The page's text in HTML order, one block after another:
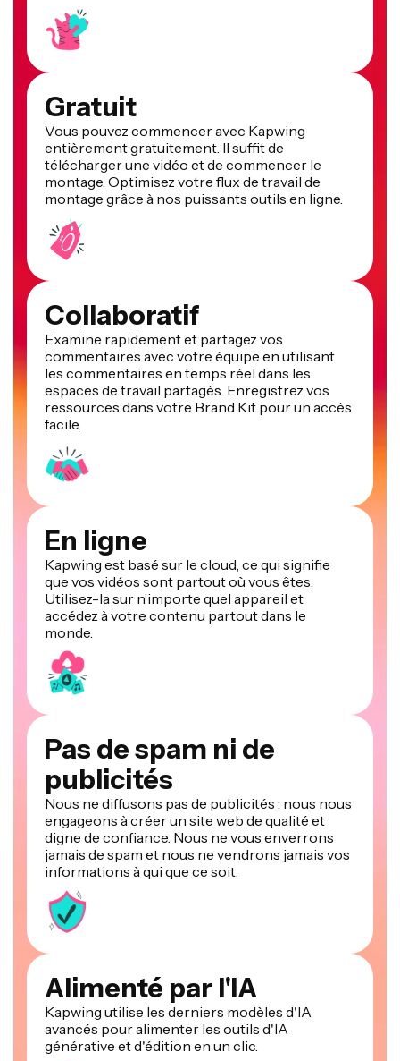
Gratuit
Vous pouvez commencer avec Kapwing
entièrement gratuitement. Il suffit de
télécharger une vidéo et de commencer le
montage. Optimisez votre flux de travail de
montage grâce à nos puissants outils en ligne.
Collaboratif
Examine rapidement et partagez vos
commentaires avec votre équipe en utilisant
les commentaires en temps réel dans les
espaces de travail partagés. Enregistrez vos
ressources dans votre Brand Kit pour un accès
facile.
En ligne
Kapwing est basé sur le cloud, ce qui signifie
que vos vidéos sont partout où vous êtes.
Utilisez-la sur n’importe quel appareil et
accédez à votre contenu partout dans le
monde.
Pas de spam ni de
publicités
Nous ne diffusons pas de publicités : nous nous
engageons à créer un site web de qualité et
digne de confiance. Nous ne vous enverrons
jamais de spam et nous ne vendrons jamais vos
informations à qui que ce soit.
Alimenté par l'IA
Kapwing utilise les derniers modèles d'IA
avancés pour alimenter les outils d'IA
générative et d'édition en un clic.